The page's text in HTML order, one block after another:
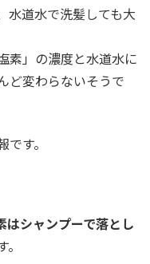
水道水で洗髪しても大
素」の濃度と水道水に
ど変わらないそうで
す。
はシャンプーで落とし